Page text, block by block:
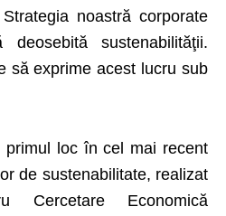
noastră corporate
sustenabilităţii.
să exprime acest lucru sub
primul loc în cel mai recent
de sustenabilitate, realizat
Cercetare Economică